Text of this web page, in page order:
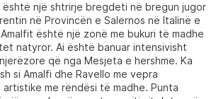
një shtrirje bregdeti në bregun jugor
në Provincën e Salernos në Italinë e
është një zonë me bukuri të madhe
natyror. Ai është banuar intensivisht
që nga Mesjeta e hershme. Ka
si Amalfi dhe Ravello me vepra
me rëndësi të madhe. Punta